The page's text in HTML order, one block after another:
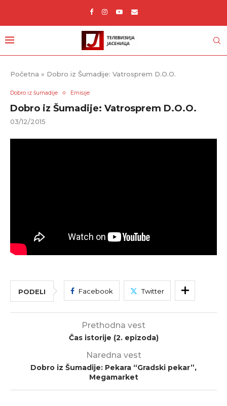
Početna » Dobro iz Šumadije: Vatrosprem D.O.O.
Dobro iz šumadije Emisije
Dobro iz Šumadije: Vatrosprem D.O.O.
03/12/2015
PODELI Facebook Twitter
Prethodna vest
Čas istorije (2. epizoda)
Naredna vest
Dobro iz Šumadije: Pekara “Gradski pekar”,
Megamarket